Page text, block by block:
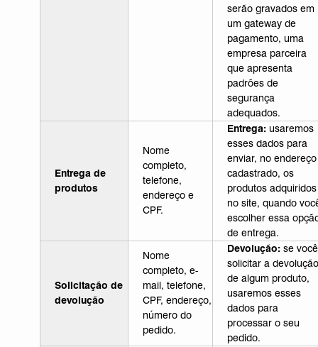
serão gravados em
um gateway de
pagamento, uma
empresa parceira
que apresenta
padrões de
segurança
adequados.
Entrega de
produtos
Nome
completo,
telefone,
endereço e
CPF.
Entrega: usaremos
esses dados para
enviar, no endereço
cadastrado, os
produtos adquiridos
no site, quando
escolher essa
de entrega.
Solicitação de
devolução
Nome
completo, e-
mail, telefone,
CPF, endereço,
número do
pedido.
Devolução: se você
solicitar a devolução
de algum produto,
usaremos esses
dados para
processar o seu
pedido.